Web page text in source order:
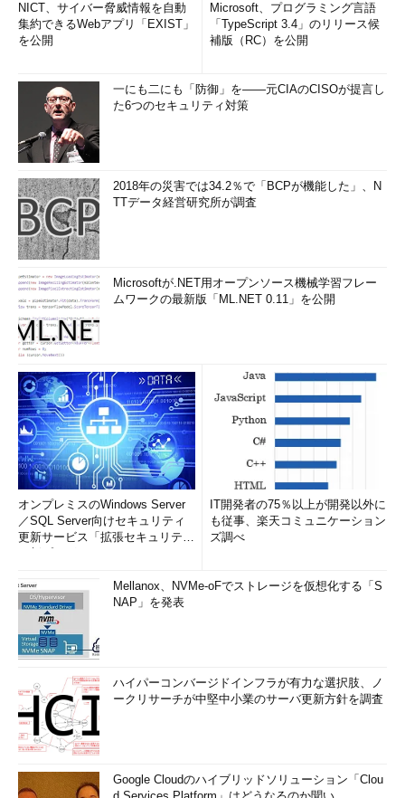
NICT、サイバー脅威情報を自動
集約できるWebアプリ「EXIST」
を公開
Microsoft、プログラミング言語
「TypeScript 3.4」のリリース候
補版（RC）を公開
一にも二にも「防御」を――元CIAのCISOが提言し
た6つのセキュリティ対策
2018年の災害では34.2％で「BCPが機能した」、N
TTデータ経営研究所が調査
Microsoftが.NET用オープンソース機械学習フレー
ムワークの最新版「ML.NET 0.11」を公開
オンプレミスのWindows Server
／SQL Server向けセキュリティ
更新サービス「拡張セキュリティ
IT開発者の75％以上が開発以外に
も従事、楽天コミュニケーション
ズ調べ
Mellanox、NVMe-oFでストレージを仮想化する「S
NAP」を発表
ハイパーコンバージドインフラが有力な選択肢、ノ
ークリサーチが中堅中小業のサーバ更新方針を調査
Google Cloudのハイブリッドソリューション「Clou